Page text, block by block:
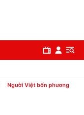
Người Việt bốn phương